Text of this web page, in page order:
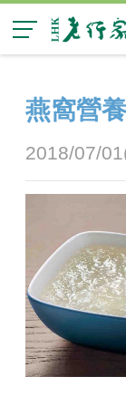
燕窩營
2018/07/